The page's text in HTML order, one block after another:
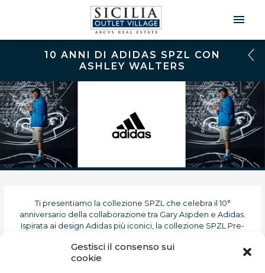
Gestisci il consenso sui
cookie
10 ANNI DI ADIDAS SPZL CON
ASHLEY WALTERS
Ti presentiamo la collezione SPZL che celebra il 10°
anniversario della collaborazione tra Gary Aspden e Adidas.
Ispirata ai design Adidas più iconici, la collezione SPZL Pre-
presente e il futuro del brand: dal 2014 a oggi. Scopri la storia di
un approccio al design unico e senza compromessi,